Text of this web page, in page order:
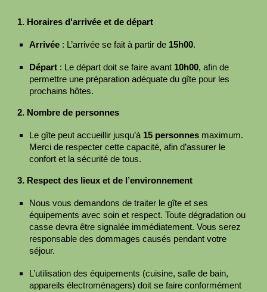
1. Horaires d'arrivée et de départ
Arrivée : L’arrivée se fait à partir de 15h00.
Départ : Le départ doit se faire avant 10h00, afin de
permettre une préparation adéquate du gîte pour les
prochains hôtes.
2. Nombre de personnes
Le gîte peut accueillir jusqu’à 15 personnes maximum.
Merci de respecter cette capacité, afin d’assurer le
confort et la sécurité de tous.
3. Respect des lieux et de l’environnement
Nous vous demandons de traiter le gîte et ses
équipements avec soin et respect. Toute dégradation ou
casse devra être signalée immédiatement. Vous serez
responsable des dommages causés pendant votre
séjour.
L’utilisation des équipements (cuisine, salle de bain,
appareils électroménagers) doit se faire conformément